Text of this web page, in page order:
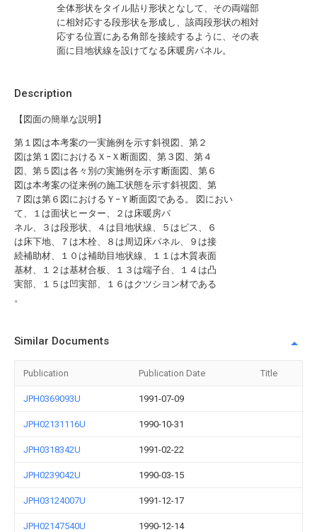
Description
【図面の簡単な説明】
第１図は本考案の一実施例を示す斜視図、第２
図は第１図におけるＸ−Ｘ断面図、第３図、第４
図、第５図は各々別の実施例を示す断面図、第６
図は本考案の従来例の施工状態を示す斜視図、第
７図は第６図におけるＹ−Ｙ断面図である。 図におい
て、１は面状ヒーター、２は床暖房パ
ネル、３は段形状、４は目地状線、５はビス、６
は床下地、７は木栓、８は周辺床パネル、９は接
続補助材、１０は補助目地状線、１１は木質表面
基材、１２は基材合板、１３は端子台、１４は凸
実部、１５は凹実部、１６はクツシヨン材である
。
全体形状をタイル貼り形状となして、その両端部
に相対応する段形状を形成し、該両段形状の相対
応する位置にある角部を接続するように、その表
面に目地状線を設けてなる床暖房パネル。
Similar Documents
Publication Publication Date Title
JPH0369093U 1991-07-09
JPH02131116U 1990-10-31
JPH0318342U 1991-02-22
JPH0239042U 1990-03-15
JPH03124007U 1991-12-17
JPH02147540U 1990-12-14